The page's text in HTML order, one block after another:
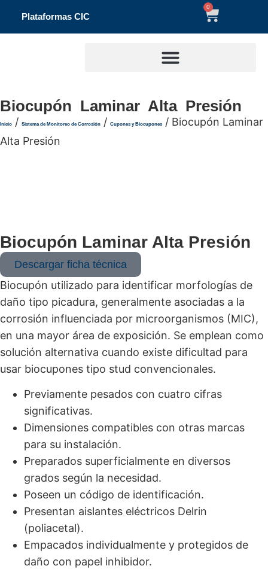
Plataformas CIC
0
Biocupón Laminar Alta Presión
Inicio / Sistema de Monitoreo de Corrosión / Cupones y Biocupones
/ Biocupón Laminar
Alta Presión
Biocupón Laminar Alta Presión
Descargar ficha técnica
Biocupón utilizado para identificar morfologías de
daño tipo picadura, generalmente asociadas a la
corrosión influenciada por microorganismos (MIC),
en una mayor área de exposición. Se emplean como
solución alternativa cuando existe dificultad para
usar biocupones tipo stud convencionales.
Previamente pesados con cuatro cifras
significativas.
Dimensiones compatibles con otras marcas
para su instalación.
Preparados superficialmente en diversos
grados según la necesidad.
Poseen un código de identificación.
Presentan aislantes eléctricos Delrin
(poliacetal).
Empacados individualmente y protegidos de
daño con papel inhibidor.